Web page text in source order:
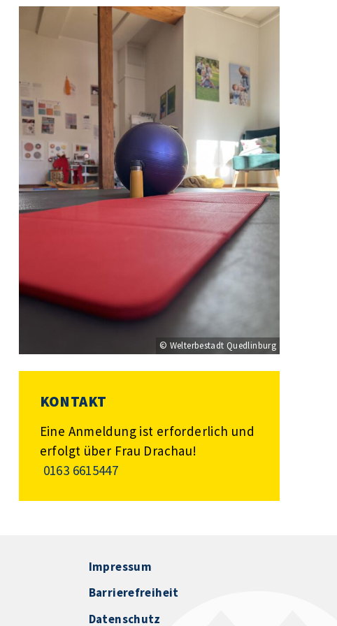
© Welterbestadt Quedlinburg
KONTAKT
Eine Anmeldung ist erforderlich und
erfolgt über Frau Drachau!
0163 6615447
Impressum
Barrierefreiheit
Datenschutz